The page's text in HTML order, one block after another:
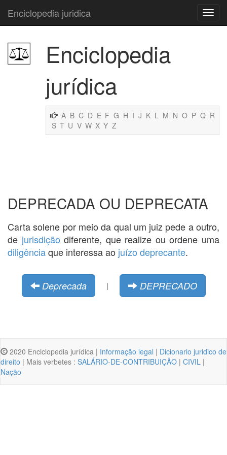
Enciclopedia juridica
Enciclopedia
jurídica
A B C D E F G H I J K L M N O P Q R
S T U V W X Y Z
DEPRECADA OU DEPRECATA
Carta solene por meio da qual um juiz pede a outro,
de jurisdição diferente, que realize ou ordene uma
diligênciaque interessa ao juízo deprecante.
Deprecada | DEPRECADO
2020 Enciclopedia jurídica | Informação legal | Dicionario juridico de
direito | Mais verbetes : SALÁRIO-DE-CONTRIBUIÇÃO | CIVIL |
Nação